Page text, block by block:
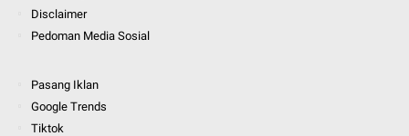
Disclaimer
Pedoman Media Sosial
Pasang Iklan
Google Trends
Tiktok